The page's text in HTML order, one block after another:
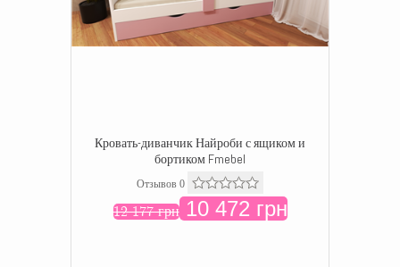
Кровать-диванчик Найроби с ящиком и
бортиком Fmebel
Отзывов 0
12 177 грн10 472 грн